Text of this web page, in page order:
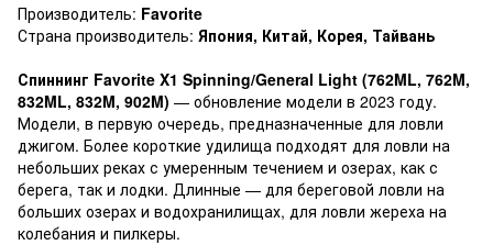
Производитель: Favorite
Страна производитель: Япония, Китай, Корея, Тайвань
Спиннинг Favorite X1 Spinning/General Light (762ML, 762M,
832ML, 832M, 902M) — обновление модели в 2023 году.
Модели, в первую очередь, предназначенные для ловли
джигом. Более короткие удилища подходят для ловли на
небольших реках с умеренным течением и озерах, как с
берега, так и лодки. Длинные — для береговой ловли на
больших озерах и водохранилищах, для ловли жереха на
колебания и пилкеры.